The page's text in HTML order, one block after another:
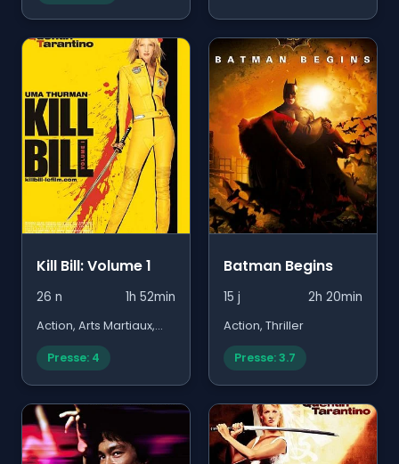
Kill Bill: Volume 1
26 n 1h 52min
Action, Arts Martiaux,
Thriller
Presse: 4
Batman Begins
15 j 2h 20min
Action, Thriller
Presse: 3.7